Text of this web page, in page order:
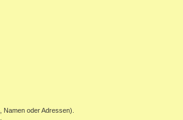
oder Adressen).